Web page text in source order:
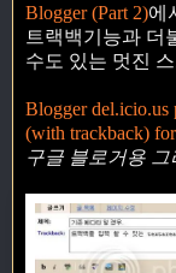
Blogger (Part 2)에
트랙백기능과 더
수도 있는 멋진
Blogger del.icio.us
(with trackback)
구글 블로거용